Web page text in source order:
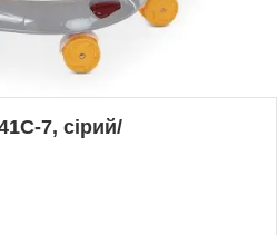
7, сірий/